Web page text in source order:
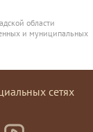
области
и муниципальных
сетях